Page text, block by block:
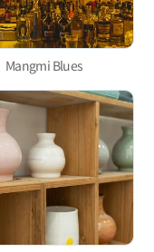
Mangmi Blues